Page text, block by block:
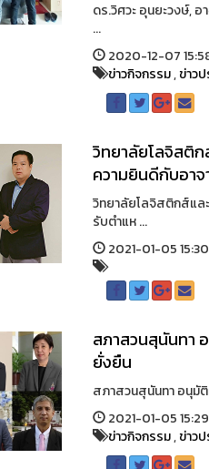
ดร.วิศวะ อุนยะวงษ์,
...
2020-12-07
ข่าวกิจกรรม,ข่าว
วิทยาลัยโลจิสติ
ความยินดีกับอาจ
วิทยาลัยโลจิสติกส์แล
รับตำแห ...
2021-01-05
สภาสวนสุนันทา
ยั่งยืน
สภาสวนสุนันทา อนุมัติ
2021-01-05
ข่าวกิจกรรม,ข่าว